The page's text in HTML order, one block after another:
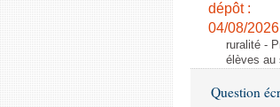
dépôt :
04/08/2026
ruralité -
élèves au
Question